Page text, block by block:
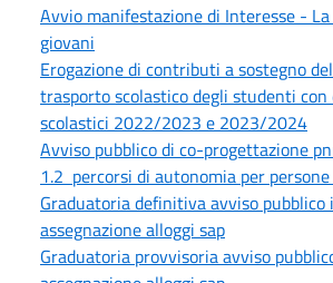
Avvio manifestazione di Interesse -
giovani
Erogazione di contributi a sostegno
trasporto scolastico degli studenti
scolastici 2022/2023 e 2023/2024
Avviso pubblico di co-progettazione
1.2 percorsi di autonomia per
Graduatoria definitiva avviso pubblico
assegnazione alloggi sap
Graduatoria provvisoria avviso